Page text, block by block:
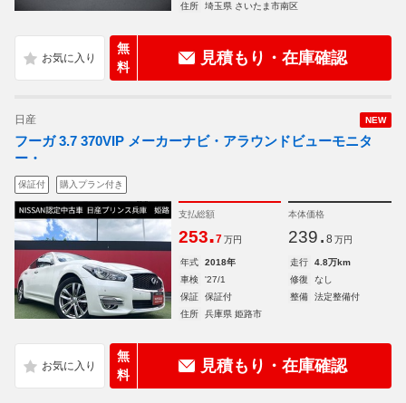
住所
埼玉県 さいたま市南区
無
料
見積もり・在庫確認
NEW
日産
フーガ 3.7 370VIP メーカーナビ・アラウンドビューモニタ
ー・
保証付 購入プラン付き
支払総額
253.7 万円
本体価格
239. 8 万円
年式 2018年 走行
4.8万km
車検
'27/1 修復
なし
保証
保証付 整備
法定整備付
住所
兵庫県 姫路市
無
料
見積もり・在庫確認